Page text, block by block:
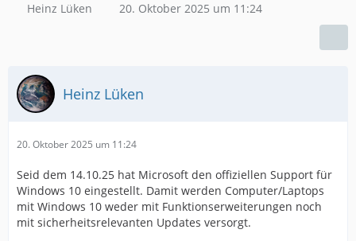
Heinz Lüken 20. Oktober 2025 um 11:24
Heinz Lüken
20. Oktober 2025 um 11:24
Seid dem 14.10.25 hat Microsoft den offiziellen Support für
Windows 10 eingestellt. Damit werden Computer/Laptops
mit Windows 10 weder mit Funktionserweiterungen noch
mit sicherheitsrelevanten Updates versorgt.